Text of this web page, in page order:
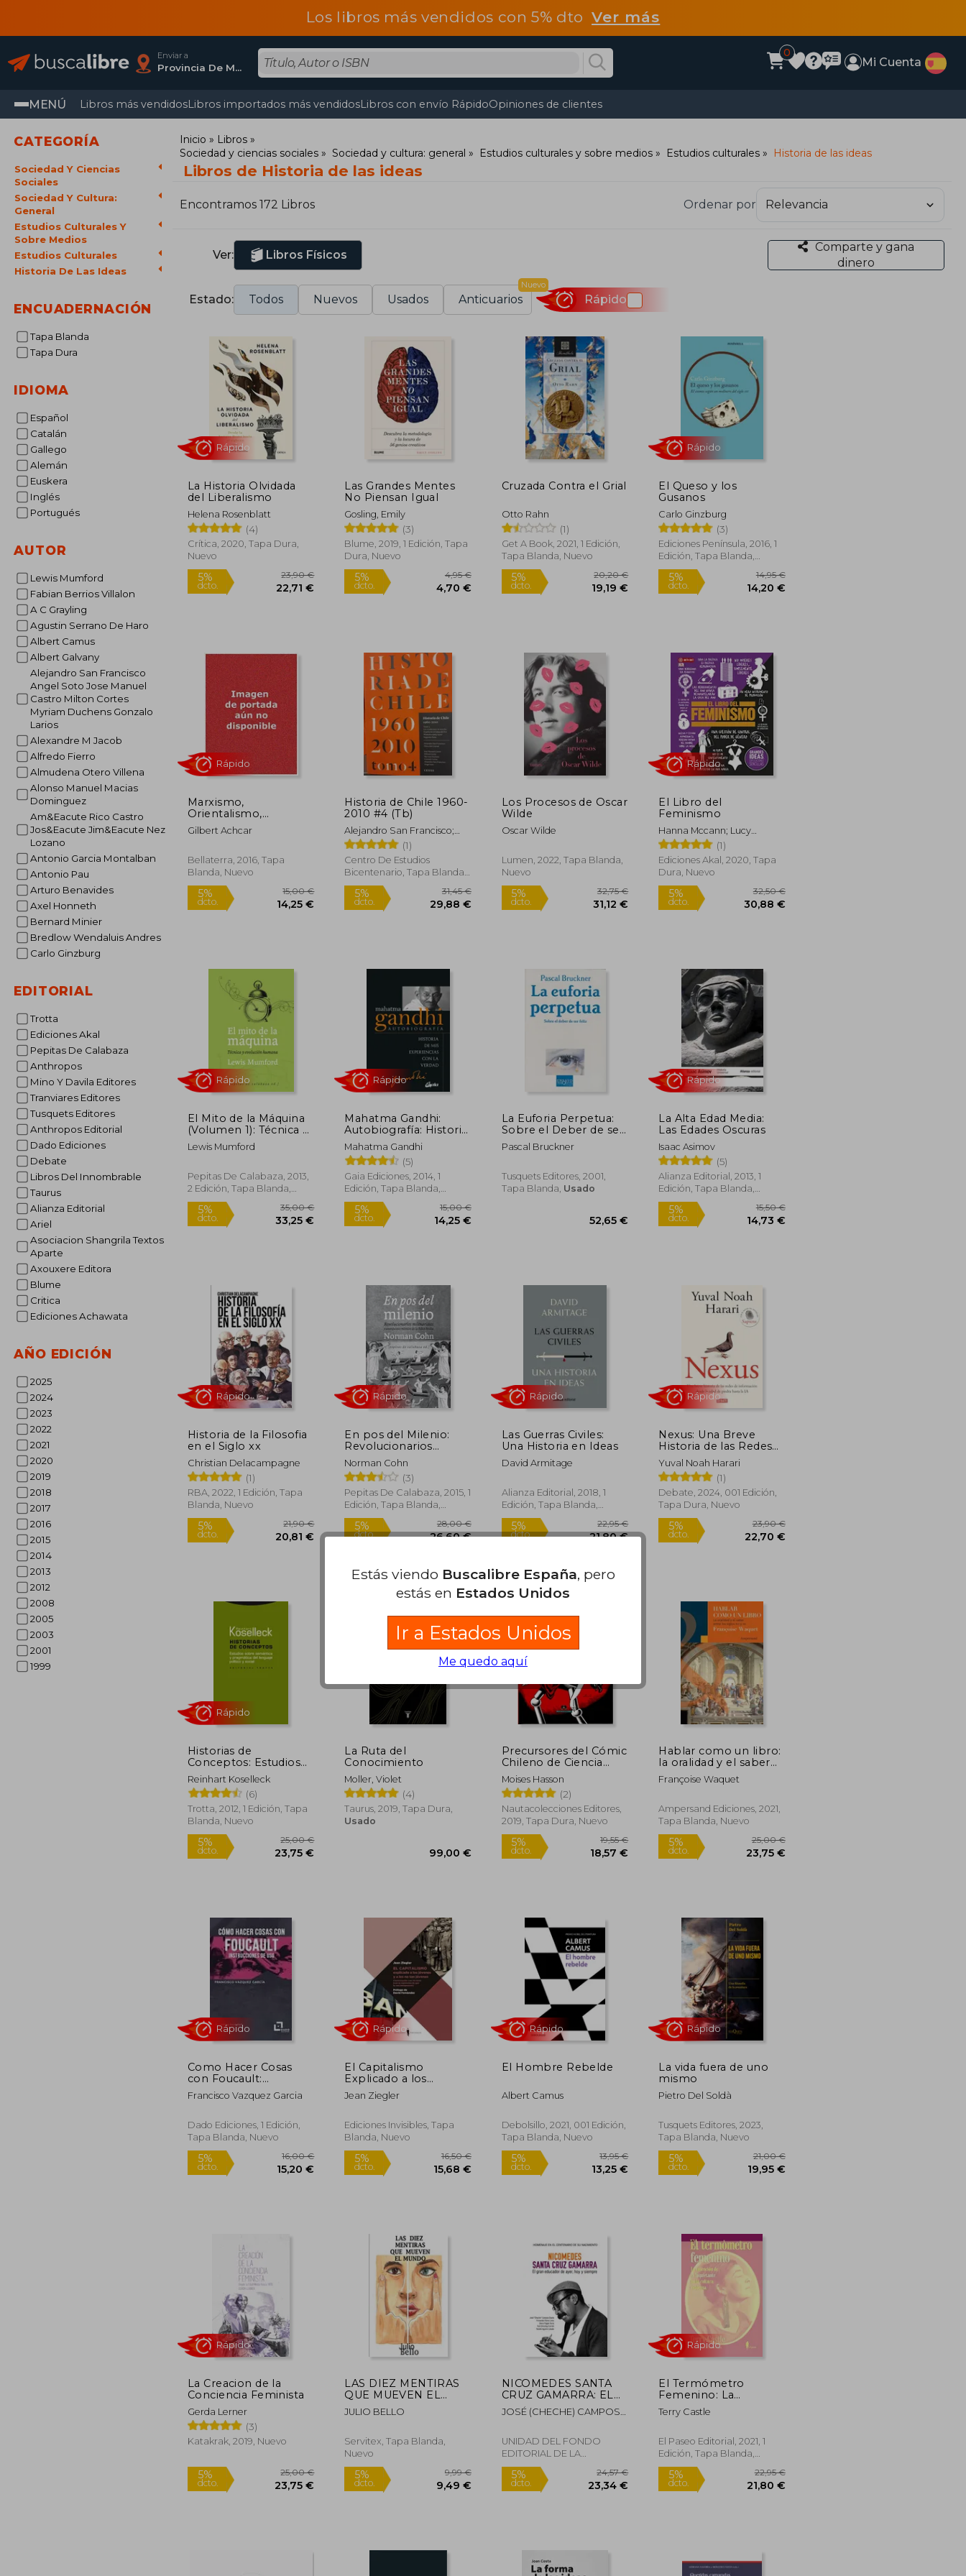
Los libros más vendidos con 5% dtoVer más
Enviar a
Provincia De Madrid
0
Mi Cuenta
MENÚ Libros más vendidosLibros importados más vendidosLibros con envío RápidoOpiniones de clientes
CATEGORÍA
Sociedad Y Ciencias
Sociales
Sociedad Y Cultura:
General
Estudios Culturales Y
Sobre Medios
Estudios Culturales
Historia De Las Ideas
ENCUADERNACIÓN
Tapa Blanda
Tapa Dura
IDIOMA
Español
Catalán
Gallego
Alemán
Euskera
Inglés
Portugués
AUTOR
Lewis Mumford
Fabian Berrios Villalon
A C Grayling
Agustin Serrano De Haro
Albert Camus
Albert Galvany
Alejandro San Francisco
Angel Soto Jose Manuel
Castro Milton Cortes
Myriam Duchens Gonzalo
Larios
Alexandre M Jacob
Alfredo Fierro
Almudena Otero Villena
Alonso Manuel Macias
Dominguez
Am&Eacute Rico Castro
Jos&Eacute Jim&Eacute Nez
Lozano
Antonio Garcia Montalban
Antonio Pau
Arturo Benavides
Axel Honneth
Bernard Minier
Bredlow Wendaluis Andres
Carlo Ginzburg
EDITORIAL
Trotta
Ediciones Akal
Pepitas De Calabaza
Anthropos
Mino Y Davila Editores
Tranviares Editores
Tusquets Editores
Anthropos Editorial
Dado Ediciones
Debate
Libros Del Innombrable
Taurus
Alianza Editorial
Ariel
Asociacion Shangrila Textos
Aparte
Axouxere Editora
Blume
Critica
Ediciones Achawata
AÑO EDICIÓN
2025
2024
2023
2022
2021
2020
2019
2018
2017
2016
2015
2014
2013
2012
2008
2005
2003
2001
1999
Inicio
Libros
Sociedad y ciencias sociales
Sociedad y cultura: general Estudios culturales y sobre medios Estudios culturales Historia de las ideas
Libros de Historia de las ideas
Encontramos 172 Libros Ordenar por
Ver: Libros Físicos
Comparte y gana
dinero
Estado: Todos Nuevos Usados Anticuarios
Nuevo
Rápido
La Historia Olvidada
del Liberalismo
Helena Rosenblatt
(4)
Crítica, 2020, Tapa Dura,
Nuevo
Rápido
Las Grandes Mentes
No Piensan Igual
Gosling, Emily
(3)
Blume, 2019, 1 Edición, Tapa
Dura, Nuevo
dcto.
Cruzada Contra el Grial
Otto Rahn
(1)
Get A Book, 2021, 1 Edición,
Tapa Blanda, Nuevo
dcto. 19,19 €
El Queso y los
Gusanos
Carlo Ginzburg
(3)
Ediciones Península, 2016, 1
Edición, Tapa Blanda,
Nuevo
dcto.
Marxismo,
Orientalismo,
Cosmopolitismo
Gilbert Achcar
Bellaterra, 2016, Tapa
Blanda, Nuevo
5%
dcto.
Historia de Chile 1960-
2010 #4 (Tb)
Alejandro San Francisco;
Ángel Soto; José Manuel
Castro; Milton Cortés;
Myriam Duchens; Gonzalo
Larios
(1)
Centro De Estudios
Bicentenario, Tapa Blanda,
Nuevo
dcto.
Los Procesos de Oscar
Wilde
Oscar Wilde
Lumen, 2022, Tapa Blanda,
Nuevo
5%
dcto.
32,75 €
31,12 €
El Libro del
Feminismo
Hanna Mccann; Lucy
Mangan
(1)
Ediciones Akal, 2020, Tapa
Dura, Nuevo
5%
dcto.
El Mito de la Máquina
(Volumen 1): Técnica y
Evolución Humana
Lewis Mumford
Pepitas De Calabaza, 2013,
2 Edición, Tapa Blanda,
Nuevo
5%
dcto.
Mahatma Gandhi:
Autobiografía: Historia
de mis Experiencias
con la Verdad
Mahatma Gandhi
(5)
Gaia Ediciones, 2014, 1
Edición, Tapa Blanda,
Nuevo
5%
dcto.
La Euforia Perpetua:
Sobre el Deber de ser
Feliz
Pascal Bruckner
Tusquets Editores, 2001,
Tapa Blanda, Usado
52,65 €
La Alta Edad Media:
Las Edades Oscuras
Isaac Asimov
(5)
Alianza Editorial, 2013, 1
Edición, Tapa Blanda,
Nuevo
Historia de la Filosofia
en el Siglo xx
Christian Delacampagne
(1)
RBA, 2022, 1 Edición, Tapa
Blanda, Nuevo
dcto.
21,90 €
En pos del Milenio:
Revolucionarios
Milenaristas y
Anarquistas Misticos
de la Edad Media
Norman Cohn
(3)
Pepitas De Calabaza, 2015, 1
Edición, Tapa Blanda,
Nuevo
5%
dcto.
28,00 €
Las Guerras Civiles:
Una Historia en Ideas
David Armitage
Alianza Editorial, 2018, 1
Edición, Tapa Blanda,
Nuevo
5%
dcto.
22,95 €
21,80 €
Nexus: Una Breve
Historia de las Redes
de Información Desde
la Edad de Piedra
Hasta la ia
Yuval Noah Harari
(1)
Debate, 2024, 001 Edición,
Tapa Dura, Nuevo
5%
dcto.
Historias de
Conceptos: Estudios
Sobre Semántica y
Pragmática del
Lenguaje Político y
Social
Reinhart Koselleck
(6)
Trotta, 2012, 1 Edición, Tapa
Blanda, Nuevo
5% 25,00 €
La Ruta del
Conocimiento
Moller, Violet
(4)
Taurus, 2019, Tapa Dura,
Usado
Precursores del Cómic
Chileno de Ciencia
Ficción
Moises Hasson
(2)
Nautacolecciones Editores,
2019, Tapa Dura, Nuevo
5% 19,55 €
Hablar como un libro:
la oralidad y el saber
entre los siglos XVI y
XX
Françoise Waquet
Ampersand Ediciones, 2021,
Tapa Blanda, Nuevo
5%
Como Hacer Cosas
con Foucault:
Instrucciones de uso
Francisco Vazquez Garcia
Dado Ediciones, 1 Edición,
Tapa Blanda, Nuevo
5%
dcto.
16,00 €
15,20 €
Rápido
El Capitalismo
Explicado a los
Jóvenes y a los no tan
Jóvenes: Conversación
Jean Ziegler
Ediciones Invisibles, Tapa
Blanda, Nuevo
5%
dcto.
16,50 €
15,68 €
Rápido
El Hombre Rebelde
Albert Camus
Debolsillo, 2021, 001 Edición,
Tapa Blanda, Nuevo
5%
dcto.
13,95 €
13,25 €
La vida fuera de uno
mismo
Pietro Del Soldà
Tusquets Editores, 2023,
Tapa Blanda, Nuevo
La Creacion de la
Conciencia Feminista
Gerda Lerner
(3)
Katakrak, 2019, Nuevo
LAS DIEZ MENTIRAS
QUE MUEVEN EL
MUNDO
JULIO BELLO
Servitex, Tapa Blanda,
Nuevo
NICOMEDES SANTA
CRUZ GAMARRA: EL
GRAN EDUCADOR DE
AYER, HOY Y SIEMPRE
JOSÉ (CHECHE) CAMPOS
FLORES, DENIS PAGÁN,
YULI CHINCHAY, YAMILE
AGUIRRE
UNIDAD DEL FONDO
EDITORIAL DE LA
UNIVERSIDAD, 2025, Tapa
Blanda, Nuevo
El Termómetro
Femenino: La
Invención de "lo
Inquietante" en la
Paseo Memoria)
Terry Castle
El Paseo Editorial, 2021, 1
Edición, Tapa Blanda,
Nuevo
Estás viendo Buscalibre España, pero
estás en Estados Unidos
Ir a Estados Unidos
Me quedo aquí